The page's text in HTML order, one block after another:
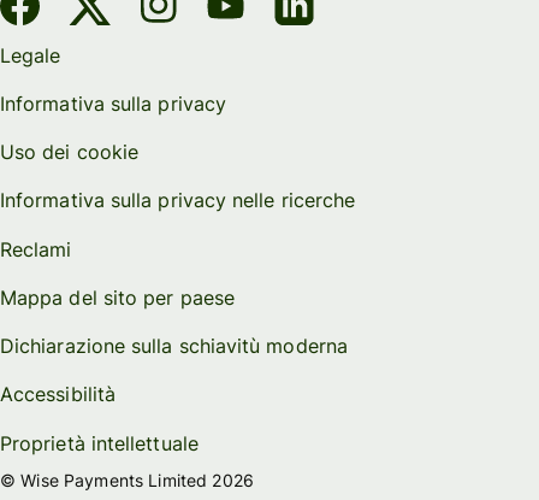
Legale
Informativa sulla privacy
Uso dei cookie
Informativa sulla privacy nelle ricerche
Reclami
Mappa del sito per paese
Dichiarazione sulla schiavitù moderna
Accessibilità
Proprietà intellettuale
© Wise Payments Limited 2026